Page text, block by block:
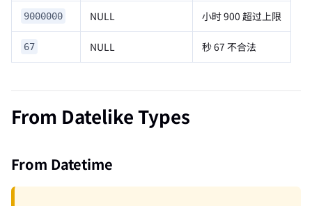
9000000 NULL 小时 900 超过上限
67 NULL 秒 67 不合法
From Datelike Types
From Datetime